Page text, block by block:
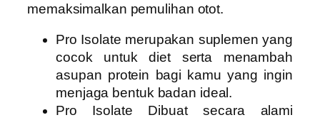
memaksimalkan pemulihan otot.
Pro Isolate merupakan suplemen yang
cocok untuk diet serta menambah
asupan protein bagi kamu yang ingin
menjaga bentuk badan ideal.
Pro Isolate Dibuat secara alami